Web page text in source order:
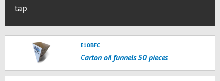
tap.
E10BFC
Carton oil funnels 50 pieces